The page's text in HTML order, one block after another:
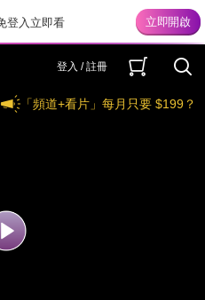
登入立即看
登入 / 註冊
「頻道+看片」每月只要 $199？